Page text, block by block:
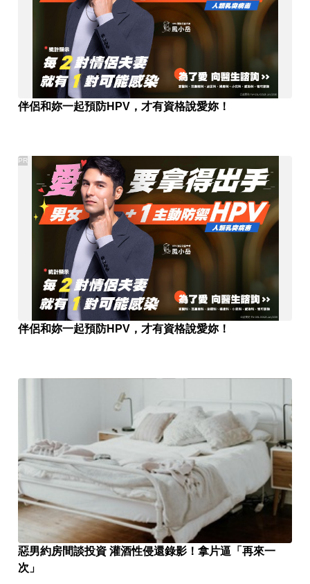
伴侶和妳一起預防HPV，才有資格說愛妳！
伴侶和妳一起預防HPV，才有資格說愛妳！
PR
惡男約房間談投資 灌酒性侵還錄影！拿片逼「再來一
次」